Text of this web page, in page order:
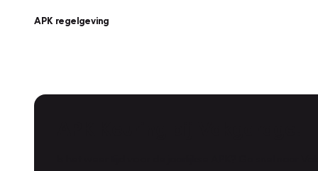
APK regelgeving